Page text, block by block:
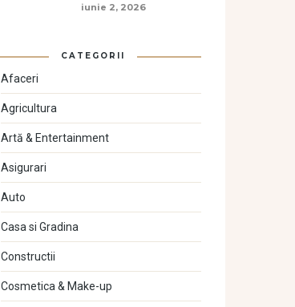
iunie 2, 2026
CATEGORII
Afaceri
Agricultura
Artă & Entertainment
Asigurari
Auto
Casa si Gradina
Constructii
Cosmetica & Make-up